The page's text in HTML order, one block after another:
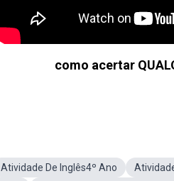
como acertar
Atividade De Inglês4º Ano